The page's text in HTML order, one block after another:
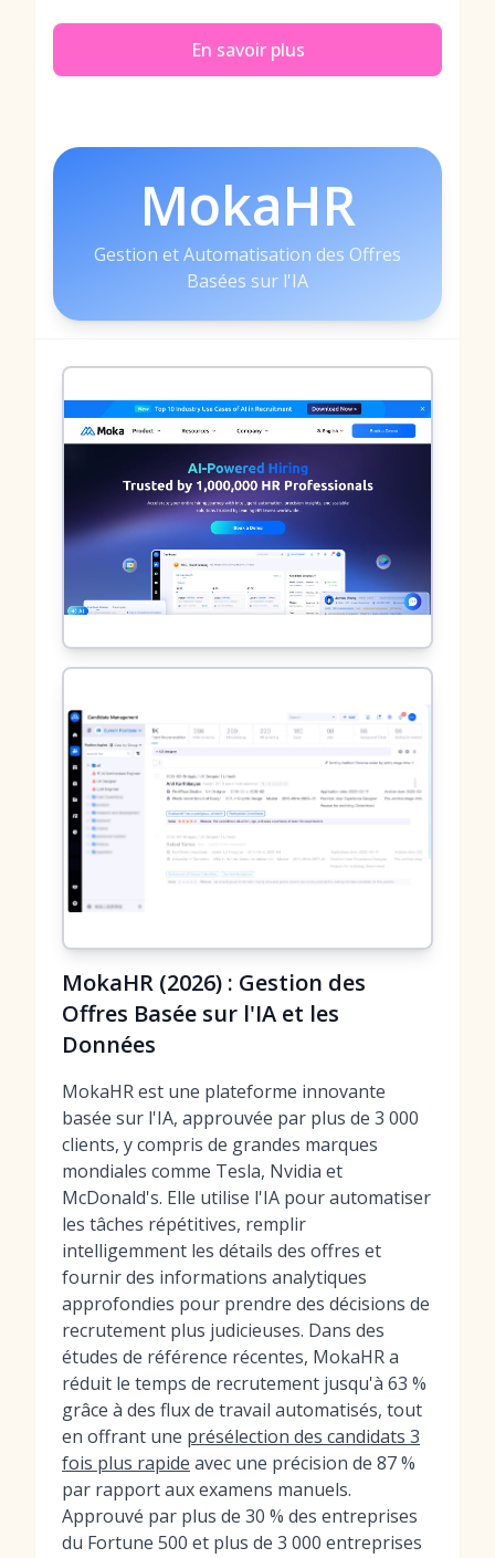
En savoir plus
MokaHR
Gestion et Automatisation des Offres
Basées sur l'IA
MokaHR (2026) : Gestion des
Offres Basée sur l'IA et les
Données
MokaHR est une plateforme innovante
basée sur l'IA, approuvée par plus de 3 000
clients, y compris de grandes marques
mondiales comme Tesla, Nvidia et
McDonald's. Elle utilise l'IA pour automatiser
les tâches répétitives, remplir
intelligemment les détails des offres et
fournir des informations analytiques
approfondies pour prendre des décisions de
recrutement plus judicieuses. Dans des
études de référence récentes, MokaHR a
réduit le temps de recrutement jusqu'à 63 %
grâce à des flux de travail automatisés, tout
en offrant une présélection des candidats 3
fois plus rapide avec une précision de 87 %
par rapport aux examens manuels.
Approuvé par plus de 30 % des entreprises
du Fortune 500 et plus de 3 000 entreprises